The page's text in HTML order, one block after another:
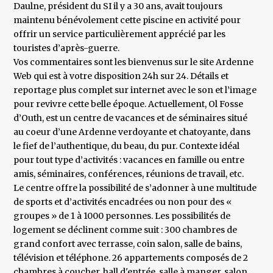
Daulne, président du SI il y a 30 ans, avait toujours
maintenu bénévolement cette piscine en activité pour
offrir un service particulièrement apprécié par les
touristes d’après-guerre.
Vos commentaires sont les bienvenus sur le site Ardenne
Web qui est à votre disposition 24h sur 24. Détails et
reportage plus complet sur internet avec le son et l’image
pour revivre cette belle époque. Actuellement, Ol Fosse
d’Outh, est un centre de vacances et de séminaires situé
au coeur d’une Ardenne verdoyante et chatoyante, dans
le fief de l’authentique, du beau, du pur. Contexte idéal
pour tout type d’activités : vacances en famille ou entre
amis, séminaires, conférences, réunions de travail, etc.
Le centre offre la possibilité de s’adonner à une multitude
de sports et d’activités encadrées ou non pour des «
groupes » de 1 à 1000 personnes. Les possibilités de
logement se déclinent comme suit : 300 chambres de
grand confort avec terrasse, coin salon, salle de bains,
télévision et téléphone. 26 appartements composés de 2